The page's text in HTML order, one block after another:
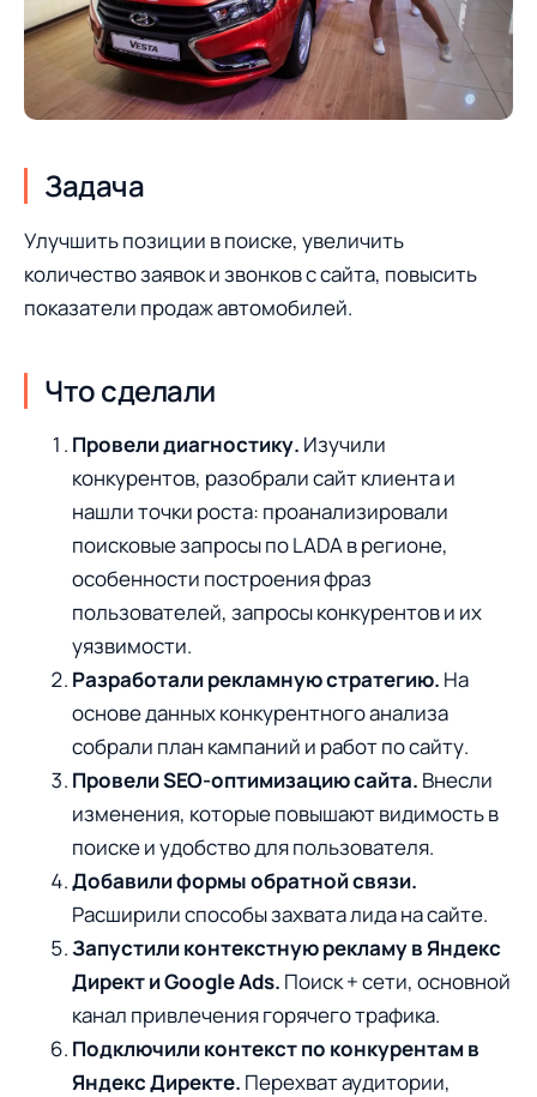
Задача
Улучшить позиции в поиске, увеличить
количество заявок и звонков с сайта, повысить
показатели продаж автомобилей.
Что сделали
Провели диагностику. Изучили
конкурентов, разобрали сайт клиента и
нашли точки роста: проанализировали
поисковые запросы по LADA в регионе,
особенности построения фраз
пользователей, запросы конкурентов и их
уязвимости.
Разработали рекламную стратегию. На
основе данных конкурентного анализа
собрали план кампаний и работ по сайту.
Провели SEO-оптимизацию сайта. Внесли
изменения, которые повышают видимость в
поиске и удобство для пользователя.
Добавили формы обратной связи.
Расширили способы захвата лида на сайте.
Запустили контекстную рекламу в Яндекс
Директ и Google Ads. Поиск + сети, основной
канал привлечения горячего трафика.
Подключили контекст по конкурентам в
Яндекс Директе. Перехват аудитории,